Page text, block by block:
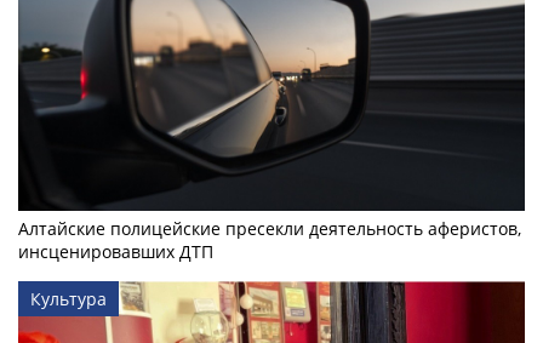
Алтайские полицейские пресекли деятельность аферистов,
инсценировавших ДТП
Культура